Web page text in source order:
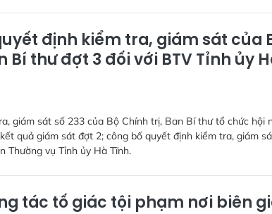
định kiểm tra, giám sát của
Bí thư đợt 3 đối với BTV Tỉnh ủy
giám sát số 233 của Bộ Chính trị, Ban Bí thư tổ chức hội
quả giám sát đợt 2; công bố quyết định kiểm tra, giám
Thường vụ Tỉnh ủy Hà Tĩnh.
tác tố giác tội phạm nơi biên